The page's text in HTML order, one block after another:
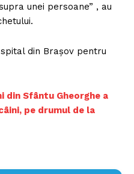
unei persoane” , au
din Braşov pentru
din Sfântu Gheorghe a
pe drumul de la